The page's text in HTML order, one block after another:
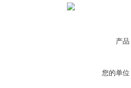
产品
您的单位